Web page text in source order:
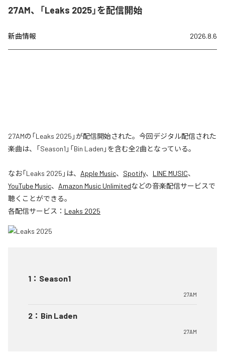
27AM、「Leaks 2025」を配信開始
新曲情報 2026.8.6
27AMの「Leaks 2025」が配信開始された。今回デジタル配信された
楽曲は、「Season1」「Bin Laden」を含む全2曲となっている。
なお「Leaks 2025 」は、 Apple Music、 Spotify、 LINE MUSIC、
YouTube Music、 Amazon Music Unlimitedなどの音楽配信サービスで
聴くことができる。
各配信サービス： Leaks 2025
1 ： Season1
27AM
2 ： Bin Laden
27AM